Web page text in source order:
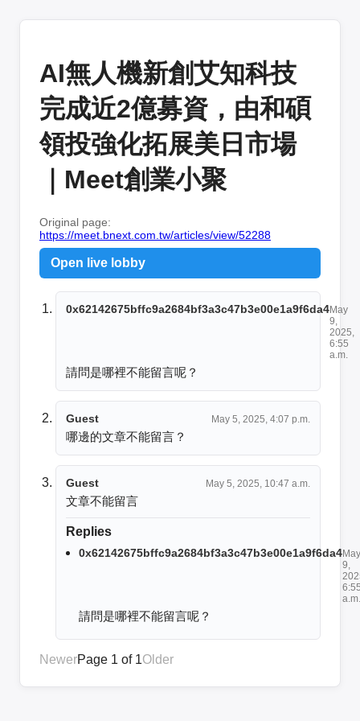
AI無人機新創艾知科技
完成近2億募資，由和碩
領投強化拓展美日市場
｜Meet創業小聚
Original page:
https://meet.bnext.com.tw/articles/view/52288
Open live lobby
0x62142675bffc9a2684bf3a3c47b3e00e1a9f6da4May
9,
2025,
6:55
a.m.
請問是哪裡不能留言呢？
Guest May 5, 2025, 4:07 p.m.
哪邊的文章不能留言？
Guest May 5, 2025, 10:47 a.m.
文章不能留言
Replies
0x62142675bffc9a2684bf3a3c47b3e00e1a9f6da4May
9,
a.m.
請問是哪裡不能留言呢？
NewerPage 1 of 1Older